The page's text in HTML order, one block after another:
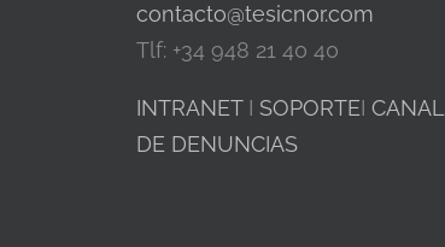
contacto@tesicnor.com
Tlf: +34 948 21 40 40
INTRANETI SOPORTEI CANAL
DE DENUNCIAS